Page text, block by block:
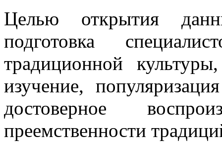
Целью открытия
подготовка
традиционной
изучение,
достоверное
преемственности